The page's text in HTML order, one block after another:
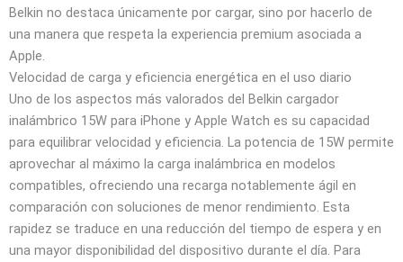
Belkin no destaca únicamente por cargar, sino por hacerlo de
una manera que respeta la experiencia premium asociada a
Apple.
Velocidad de carga y eficiencia energética en el uso diario
Uno de los aspectos más valorados del Belkin cargador
inalámbrico 15W para iPhone y Apple Watch es su capacidad
para equilibrar velocidad y eficiencia. La potencia de 15W permite
aprovechar al máximo la carga inalámbrica en modelos
compatibles, ofreciendo una recarga notablemente ágil en
comparación con soluciones de menor rendimiento. Esta
rapidez se traduce en una reducción del tiempo de espera y en
una mayor disponibilidad del dispositivo durante el día. Para